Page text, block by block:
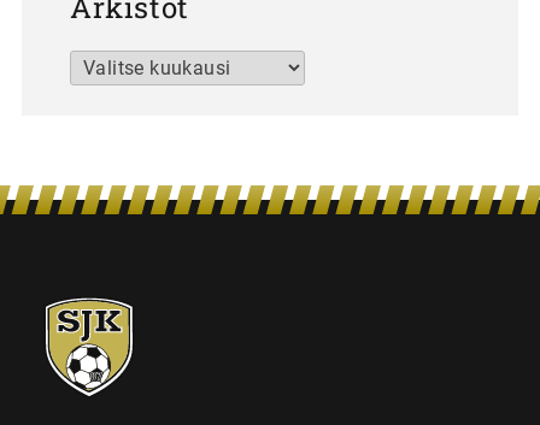
Arkistot
SJK-
juniorit